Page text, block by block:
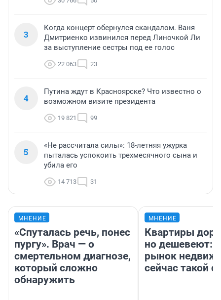
3
Когда концерт обернулся скандалом. Ваня
Дмитриенко извинился перед Линочкой Ли
за выступление сестры под ее голос
22 063 23
4
Путина ждут в Красноярске? Что известно о
возможном визите президента
19 821 99
5
«Не рассчитала силы»: 18-летняя ужурка
пыталась успокоить трехмесячного сына и
убила его
14 713 31
МНЕНИЕ
«Спуталась речь, понес
пургу». Врач — о
смертельном диагнозе,
который сложно
обнаружить
МНЕНИЕ
Квартиры
но дешевеют:
рынок
сейчас такой